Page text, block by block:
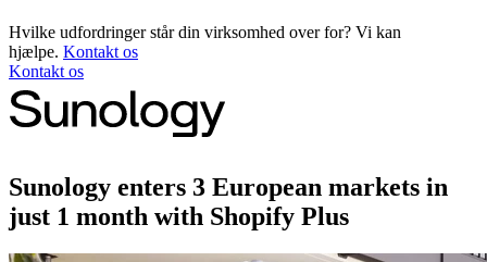
Hvilke udfordringer står din virksomhed over for? Vi kan
hjælpe. Kontakt os
Kontakt os
Sunology enters 3 European markets in
just 1 month with Shopify Plus